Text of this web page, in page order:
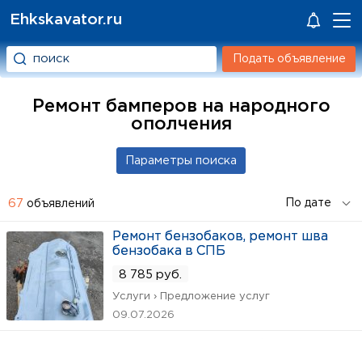
Ehkskavator.ru
Подать объявление
Ремонт бамперов на народного
ополчения
67 объявлений
Ремонт бензобаков, ремонт шва
бензобака в СПБ
8 785 руб.
Услуги › Предложение услуг
09.07.2026